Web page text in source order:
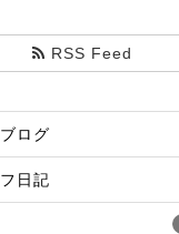
RSS Feed
ログ
日記